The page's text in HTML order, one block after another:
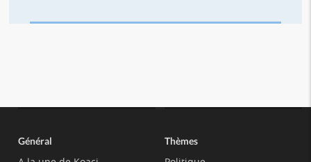
Général Thèmes